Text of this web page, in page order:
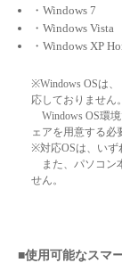
・Windows 7
・Windows Vista
・Windows XP
※Windows OSは
応しておりません。
Windows OS環
ェアを用意する必
※対応OSは、いず
また、パソコン
せん。
■使用可能なスマ